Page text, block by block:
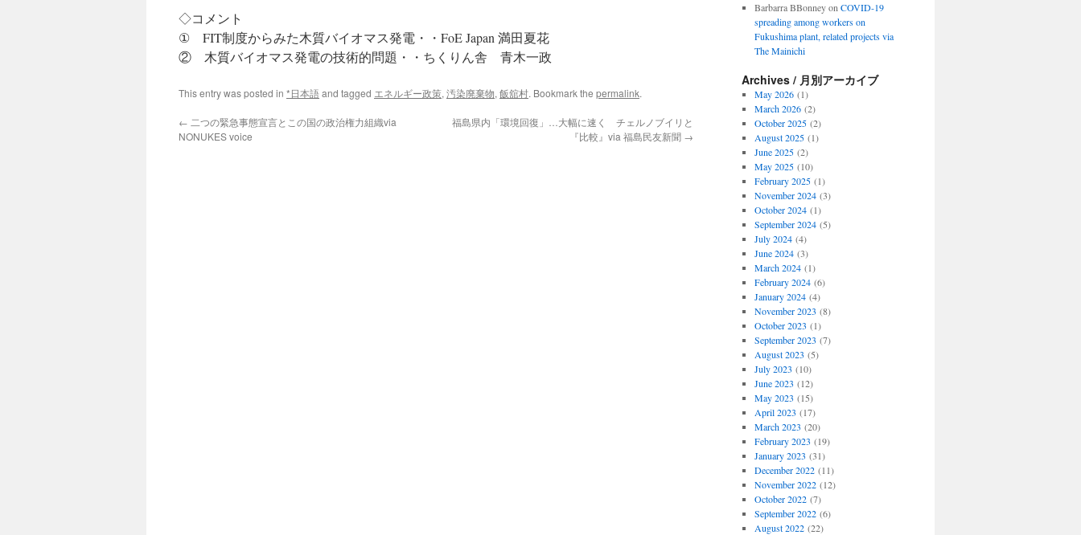
◇コメント
① FIT制度からみた木質バイオマス発電・・FoE Japan 満田夏花
② 木質バイオマス発電の技術的問題・・ちくりん舎 青木一政
This entry was posted in *日本語and tagged エネルギー政策, 汚染廃棄物, 飯舘村. Bookmark the permalink.
← 二つの緊急事態宣言とこの国の政治権力組織via
NONUKES voice
福島県内「環境回復」…大幅に速く チェルノブイリと
『比較』via 福島民友新聞 →
Barbarra BBonneyon COVID-19
spreading among workers on
Fukushima plant, related projects via
The Mainichi
Archives / 月別アーカイブ
May 2026(1)
March 2026(2)
October 2025(2)
August 2025(1)
June 2025(2)
May 2025(10)
February 2025(1)
November 2024(3)
October 2024(1)
September 2024(5)
July 2024(4)
June 2024(3)
March 2024(1)
February 2024(6)
January 2024(4)
November 2023 (8)
October 2023 (1)
September 2023 (7)
August 2023 (5)
July 2023 (10)
June 2023 (12)
May 2023 (15)
April 2023 (17)
March 2023 (20)
February 2023 (19)
January 2023 (31)
December 2022(11)
November 2022(12)
October 2022(7)
September 2022(6)
August 2022(22)